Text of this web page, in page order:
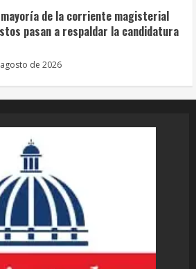
mayoría de la corriente magisterial
pasan a respaldar la candidatura
de 2026